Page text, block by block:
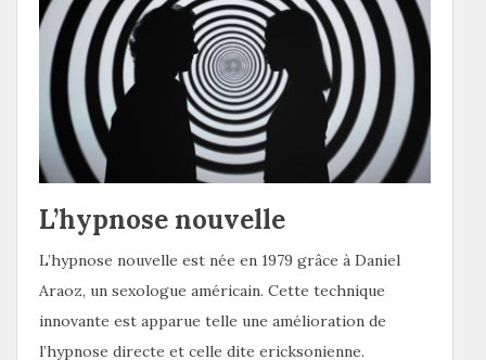
L’hypnose nouvelle
L’hypnose nouvelle est née en 1979 grâce à Daniel
Araoz, un sexologue américain. Cette technique
innovante est apparue telle une amélioration de
l’hypnose directe et celle dite ericksonienne.